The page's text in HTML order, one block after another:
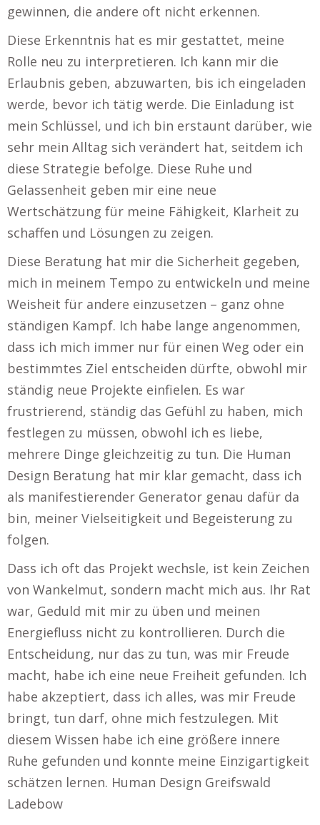
gewinnen, die andere oft nicht erkennen.
Diese Erkenntnis hat es mir gestattet, meine
Rolle neu zu interpretieren. Ich kann mir die
Erlaubnis geben, abzuwarten, bis ich eingeladen
werde, bevor ich tätig werde. Die Einladung ist
mein Schlüssel, und ich bin erstaunt darüber, wie
sehr mein Alltag sich verändert hat, seitdem ich
diese Strategie befolge. Diese Ruhe und
Gelassenheit geben mir eine neue
Wertschätzung für meine Fähigkeit, Klarheit zu
schaffen und Lösungen zu zeigen.
Diese Beratung hat mir die Sicherheit gegeben,
mich in meinem Tempo zu entwickeln und meine
Weisheit für andere einzusetzen – ganz ohne
ständigen Kampf. Ich habe lange angenommen,
dass ich mich immer nur für einen Weg oder ein
bestimmtes Ziel entscheiden dürfte, obwohl mir
ständig neue Projekte einfielen. Es war
frustrierend, ständig das Gefühl zu haben, mich
festlegen zu müssen, obwohl ich es liebe,
mehrere Dinge gleichzeitig zu tun. Die Human
Design Beratung hat mir klar gemacht, dass ich
als manifestierender Generator genau dafür da
bin, meiner Vielseitigkeit und Begeisterung zu
folgen.
Dass ich oft das Projekt wechsle, ist kein Zeichen
von Wankelmut, sondern macht mich aus. Ihr Rat
war, Geduld mit mir zu üben und meinen
Energiefluss nicht zu kontrollieren. Durch die
Entscheidung, nur das zu tun, was mir Freude
macht, habe ich eine neue Freiheit gefunden. Ich
habe akzeptiert, dass ich alles, was mir Freude
bringt, tun darf, ohne mich festzulegen. Mit
diesem Wissen habe ich eine größere innere
Ruhe gefunden und konnte meine Einzigartigkeit
schätzen lernen. Human Design Greifswald
Ladebow